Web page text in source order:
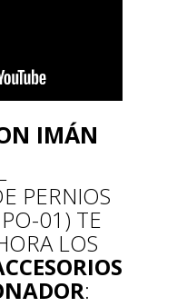
IMÁN
PERNIOS
01) TE
LOS
: